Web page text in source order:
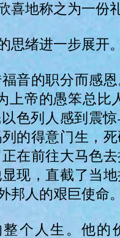
地称之为一份礼
思绪进一步展开。
音的职分而感
上帝的愚笨总比
色列人感到震
的得意门生，
在前往大马色
现，直截了当
邦人的艰巨使命。
个人生。他的